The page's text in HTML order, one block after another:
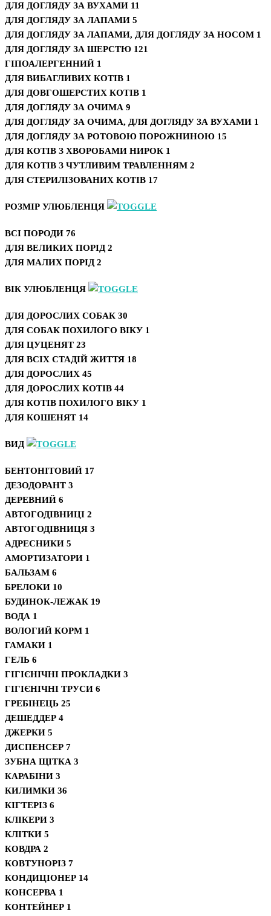
ДЛЯ ДОГЛЯДУ ЗА ВУХАМИ 11
ДЛЯ ДОГЛЯДУ ЗА ЛАПАМИ 5
ДЛЯ ДОГЛЯДУ ЗА ЛАПАМИ, ДЛЯ ДОГЛЯДУ ЗА НОСОМ 1
ДЛЯ ДОГЛЯДУ ЗА ШЕРСТЮ 121
ГІПОАЛЕРГЕННИЙ 1
ДЛЯ ВИБАГЛИВИХ КОТІВ 1
ДЛЯ ДОВГОШЕРСТИХ КОТІВ 1
ДЛЯ ДОГЛЯДУ ЗА ОЧИМА 9
ДЛЯ ДОГЛЯДУ ЗА ОЧИМА, ДЛЯ ДОГЛЯДУ ЗА ВУХАМИ 1
ДЛЯ ДОГЛЯДУ ЗА РОТОВОЮ ПОРОЖНИНОЮ 15
ДЛЯ КОТІВ З ХВОРОБАМИ НИРОК 1
ДЛЯ КОТІВ З ЧУТЛИВИМ ТРАВЛЕННЯМ 2
ДЛЯ СТЕРИЛІЗОВАНИХ КОТІВ 17
РОЗМІР УЛЮБЛЕНЦЯ
ВСІ ПОРОДИ 76
ДЛЯ ВЕЛИКИХ ПОРІД 2
ДЛЯ МАЛИХ ПОРІД 2
ВІК УЛЮБЛЕНЦЯ
ДЛЯ ДОРОСЛИХ СОБАК 30
ДЛЯ СОБАК ПОХИЛОГО ВІКУ 1
ДЛЯ ЦУЦЕНЯТ 23
ДЛЯ ВСІХ СТАДІЙ ЖИТТЯ 18
ДЛЯ ДОРОСЛИХ 45
ДЛЯ ДОРОСЛИХ КОТІВ 44
ДЛЯ КОТІВ ПОХИЛОГО ВІКУ 1
ДЛЯ КОШЕНЯТ 14
ВИД
БЕНТОНІТОВИЙ 17
ДЕЗОДОРАНТ 3
ДЕРЕВНИЙ 6
АВТОГОДІВНИЦІ 2
АВТОГОДІВНИЦЯ 3
АДРЕСНИКИ 5
АМОРТИЗАТОРИ 1
БАЛЬЗАМ 6
БРЕЛОКИ 10
БУДИНОК-ЛЕЖАК 19
ВОДА 1
ВОЛОГИЙ КОРМ 1
ГАМАКИ 1
ГЕЛЬ 6
ГІГІЄНІЧНІ ПРОКЛАДКИ 3
ГІГІЄНІЧНІ ТРУСИ 6
ГРЕБІНЕЦЬ 25
ДЕШЕДДЕР 4
ДЖЕРКИ 5
ДИСПЕНСЕР 7
ЗУБНА ЩІТКА 3
КАРАБІНИ 3
КИЛИМКИ 36
КІГТЕРІЗ 6
КЛІКЕРИ 3
КЛІТКИ 5
КОВДРА 2
КОВТУНОРІЗ 7
КОНДИЦІОНЕР 14
КОНСЕРВА 1
КОНТЕЙНЕР 1